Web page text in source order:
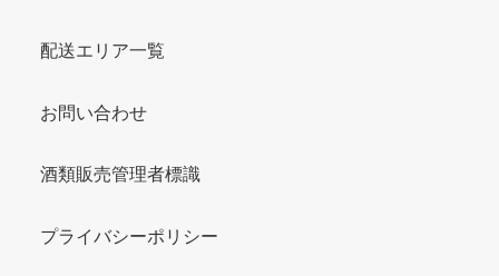
配送エリア一覧
お問い合わせ
酒類販売管理者標識
プライバシーポリシー